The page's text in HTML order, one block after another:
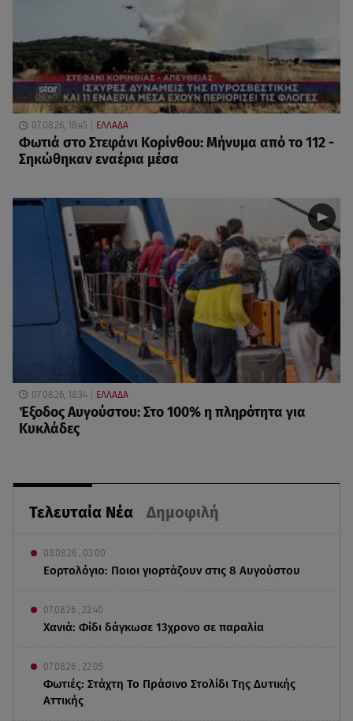
Τελευταία Νέα Δημοφιλή
08.08.26 , 03:00
Εορτολόγιο: Ποιοι γιορτάζουν στις 8 Αυγούστου
07.08.26 , 22:40
Χανιά: Φίδι δάγκωσε 13χρονο σε παραλία
07.08.26 , 22:05
Φωτιές: Στάχτη Το Πράσινο Στολίδι Της Δυτικής
Αττικής
07.08.26, 18:45 ΕΛΛΑΔΑ
Φωτιά στο Στεφάνι Κορίνθου: Μήνυμα από το 112 -
Σηκώθηκαν εναέρια μέσα
07.08.26, 18:34 ΕΛΛΑΔΑ
Έξοδος Αυγούστου: Στο 100% η πληρότητα για
Κυκλάδες